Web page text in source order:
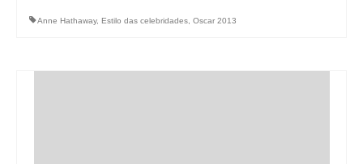
Anne Hathaway, Estilo das celebridades Oscar 2013